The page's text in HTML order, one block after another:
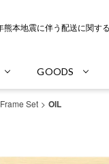
GOODS
Frame Set OIL